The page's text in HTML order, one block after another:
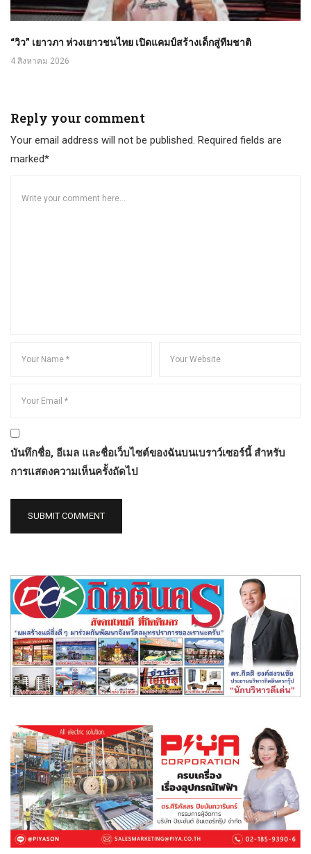
“วิว” เยาวภา ห่วงเยาวชนไทย เปิดแคมป์สร้างเด็กสู่ทีมชาติ
4 สิงหาคม 2026
Reply your comment
Your email address will not be published. Required fields are
marked*
บันทึกชื่อ, อีเมล และชื่อเว็บไซต์ของฉันบนเบราว์เซอร์นี้ สำหรับ
การแสดงความเห็นครั้งถัดไป